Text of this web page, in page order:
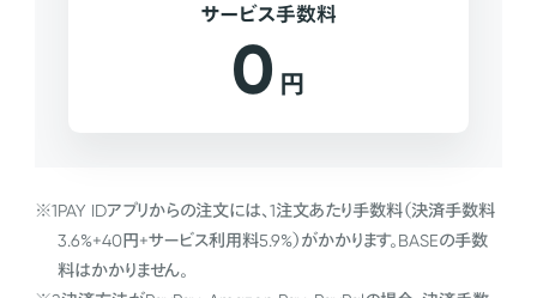
サービス手数料
0 円
※1PAY IDアプリからの注文には、1注文あたり手数料（決済手数料
3.6%+40円+サービス利用料5.9%）がかかります。BASEの手数
料はかかりません。